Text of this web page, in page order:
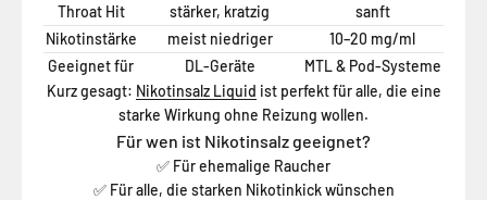
Throat Hit
stärker, kratzig
sanft
Nikotinstärke
meist niedriger
10–20 mg/ml
Geeignet für
DL-Geräte
MTL & Pod-Systeme
Kurz gesagt: Nikotinsalz Liquid ist perfekt für alle, die eine
starke Wirkung ohne Reizung wollen.
Für wen ist Nikotinsalz geeignet?
✅ Für ehemalige Raucher
✅Für alle, die starken Nikotinkick wünschen